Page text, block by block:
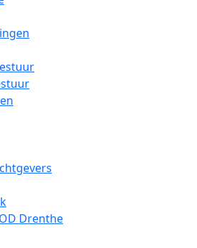
Drenthe